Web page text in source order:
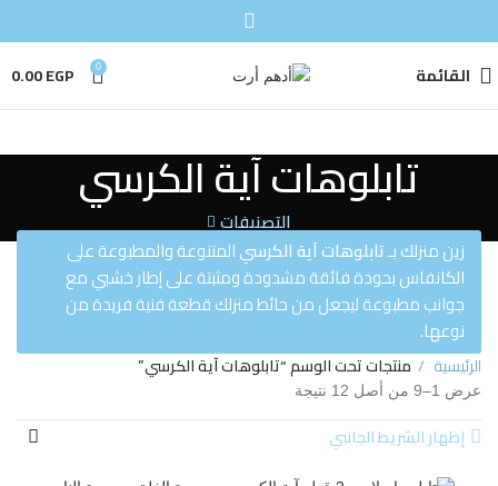
القائمة 0
0.00EGP
تابلوهات آية الكرسي
التصنيفات
زين منزلك بـتابلوهات آية الكرسيالمتنوعة والمطبوعة على
الكانفاس بحودة فائقة مشدودة ومثبتة على إطار خشبي مع
جوانب مطبوعة ليجعل من حائط منزلك قطعة فنية فريدة من
نوعها.
الرئيسية منتجات تحت الوسم “تابلوهات آية الكرسي”
عرض 1–9 من أصل 12 نتيجة
إظهار الشريط الجانبي